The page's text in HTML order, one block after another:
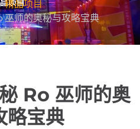
精品项目
巫师的奥秘与攻略宝典
Ro 巫师的奥
略宝典